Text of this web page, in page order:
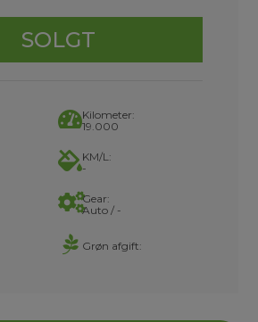
SOLGT
Kilometer:
19.000
KM/L:
-
Gear:
Auto / -
Grøn afgift: